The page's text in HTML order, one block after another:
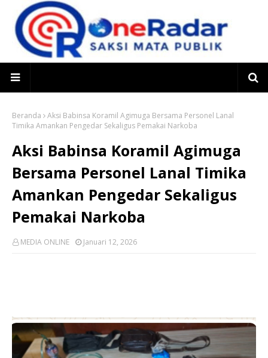
Beranda
Aksi Babinsa Koramil Agimuga Bersama Personel Lanal
Timika Amankan Pengedar Sekaligus Pemakai Narkoba
Aksi Babinsa Koramil Agimuga
Bersama Personel Lanal Timika
Amankan Pengedar Sekaligus
Pemakai Narkoba
MEDIA ONLINE Januari 12, 2026